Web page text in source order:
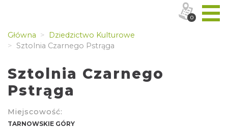
Główna
Dziedzictwo Kulturowe
Sztolnia Czarnego Pstrąga
Sztolnia Czarnego
Pstrąga
Miejscowość:
TARNOWSKIE GÓRY
0